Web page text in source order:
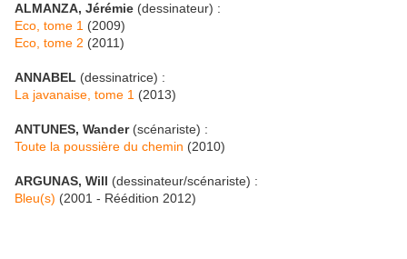
ALMANZA, Jérémie (dessinateur) :
Eco, tome 1 (2009)
Eco, tome 2 (2011)
ANNABEL (dessinatrice) :
La javanaise, tome 1 (2013)
ANTUNES, Wander(scénariste) :
Toute la poussière du chemin (2010)
ARGUNAS, Will (dessinateur/scénariste) :
Bleu(s) (2001 - Réédition 2012)